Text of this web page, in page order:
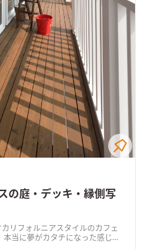
の庭・デッキ・縁側写
リフォルニアスタイルのカフェ
当に夢がカタチになった感じで